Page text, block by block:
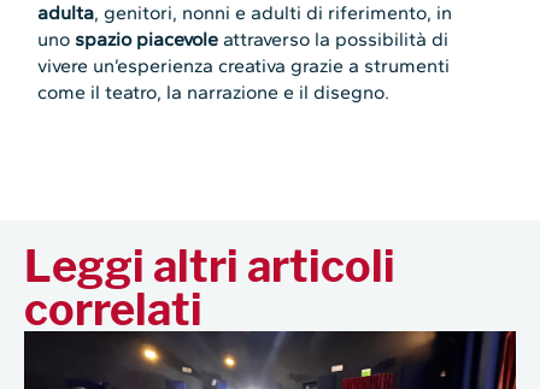
adulta, genitori, nonni e adulti di riferimento, in
uno spazio piacevole attraverso la possibilità di
vivere un’esperienza creativa grazie a strumenti
come il teatro, la narrazione e il disegno.
Leggi altri articoli
correlati